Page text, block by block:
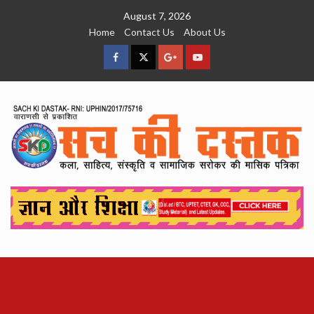
August 7, 2026
Home
Contact Us About Us
facebookTwitterGoogleYouTube